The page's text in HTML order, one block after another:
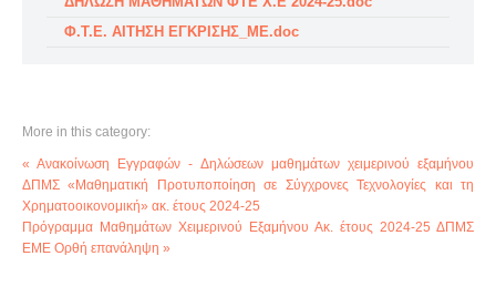
Φ.Τ.Ε. ΑΙΤΗΣΗ ΕΓΚΡΙΣΗΣ_ME.doc
More in this category:
« Ανακοίνωση Εγγραφών - Δηλώσεων μαθημάτων χειμερινού εξαμήνου
ΔΠΜΣ «Μαθηματική Προτυποποίηση σε Σύγχρονες Τεχνολογίες και τη
Χρηματοοικονομική» ακ. έτους 2024-25
Πρόγραμμα Μαθημάτων Χειμερινού Εξαμήνου Ακ. έτους 2024-25 ΔΠΜΣ
ΕΜΕ Ορθή επανάληψη »